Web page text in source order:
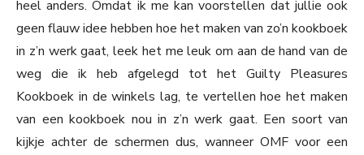
heel anders. Omdat ik me kan voorstellen dat jullie ook
geen flauw idee hebben hoe het maken van zo’n kookboek
in z’n werk gaat, leek het me leuk om aan de hand van de
weg die ik heb afgelegd tot het Guilty Pleasures
Kookboek in de winkels lag, te vertellen hoe het maken
van een kookboek nou in z’n werk gaat. Een soort van
kijkje achter de schermen dus, wanneer OMF voor een